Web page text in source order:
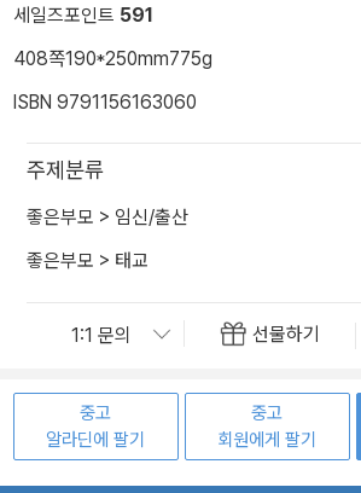
세일즈포인트 591
408쪽190*250mm775g
ISBN 9791156163060
주제분류
좋은부모 > 임신/출산
좋은부모 > 태교
선물하기
중고
알라딘에 팔기
중고
회원에게 팔기